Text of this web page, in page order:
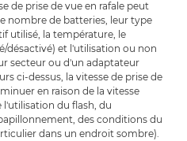
de prise de vue en rafale peut
nombre de batteries, leur type
utilisé, la température, le
désactivé) et l'utilisation ou non
secteur ou d'un adaptateur
ci-dessus, la vitesse de prise de
en raison de la vitesse
du flash, du
des conditions du
dans un endroit sombre).